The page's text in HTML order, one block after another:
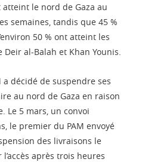
le nord de Gaza au
semaines, tandis que 45 %
50 % ont atteint les
al-Balah et Khan Younis.
a décidé de suspendre ses
au nord de Gaza en raison
Le 5 mars, un convoi
le premier du PAM envoyé
des livraisons le
après trois heures